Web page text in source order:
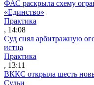
ФАС раскрыла схему
«Единство»
Практика
, 14:08
Суд снял арбитражную
истца
Практика
, 13:11
ВККС открыла шесть
Судьи